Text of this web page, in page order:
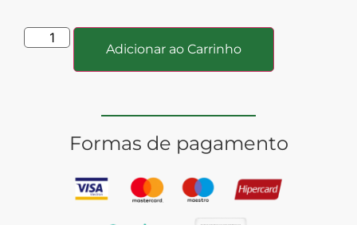
Adicionar ao Carrinho
Formas de pagamento